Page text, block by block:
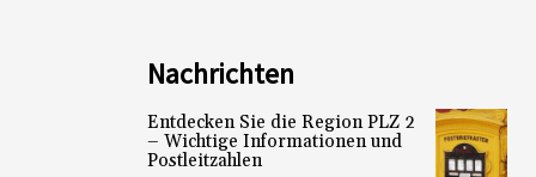
Nachrichten
Entdecken Sie die Region PLZ 2
– Wichtige Informationen und
Postleitzahlen